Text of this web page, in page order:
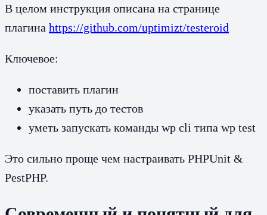
В целом инструкция описана на странице
плагина https://github.com/uptimizt/testeroid
Ключевое:
поставить плагин
указать путь до тестов
уметь запускать команды wp cli типа wp test
Это сильно проще чем настраивать PHPUnit &
PestPHP.